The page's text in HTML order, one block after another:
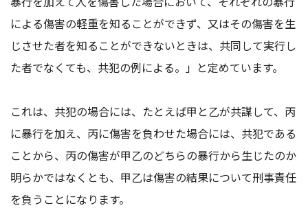
による傷害の軽重を知ることができず、又はその傷害を生
じさせた者を知ることができないときは、共同して実行し
た者でなくても、共犯の例による。」と定めています。
これは、共犯の場合には、たとえば甲と乙が共謀して、丙
に暴行を加え、丙に傷害を負わせた場合には、共犯である
ことから、丙の傷害が甲乙のどちらの暴行から生じたのか
明らかではなくとも、甲乙は傷害の結果について刑事責任
を負うことになります。